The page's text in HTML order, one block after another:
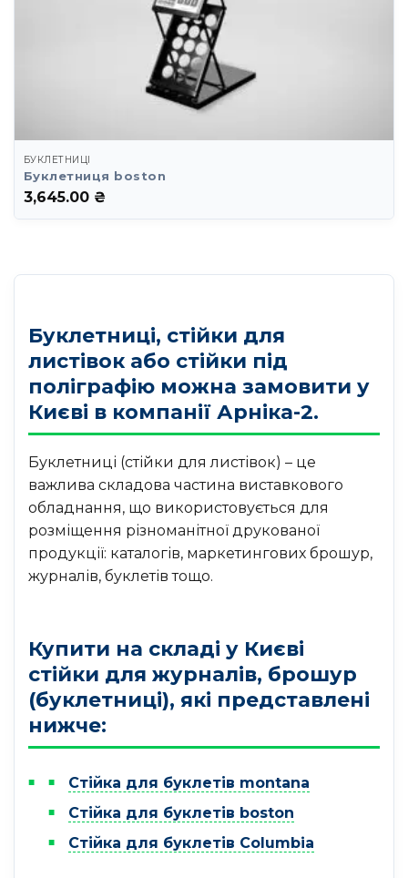
БУКЛЕТНИЦІ
Буклетниця boston
3,645.00 ₴
Буклетниці, стійки для
листівок або стійки під
поліграфію можна замовити у
Києві в компанії Арніка-2.
Буклетниці (стійки для листівок) – це
важлива складова частина виставкового
обладнання, що використовується для
розміщення різноманітної друкованої
продукції: каталогів, маркетингових брошур,
журналів, буклетів тощо.
Купити на складі у Києві
стійки для журналів, брошур
(буклетниці), які представлені
нижче:
Стійка для буклетів montana
Стійка для буклетів boston
Стійка для буклетів Columbia